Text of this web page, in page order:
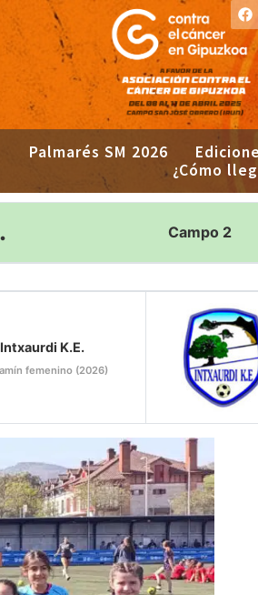
Palmarés SM 2026
¿Cómo
Campo 2
Intxaurdi K.E.
femenino (2026)